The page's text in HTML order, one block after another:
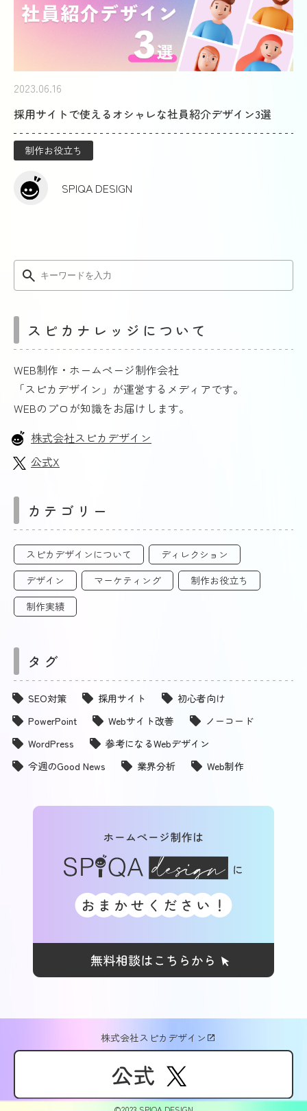
2023.06.16
採用サイトで使えるオシャレな社員紹介デザイン3選
制作お役立ち
SPIQA DESIGN
スピカナレッジについて
WEB制作・ホームページ制作会社
「スピカデザイン」が運営するメディアです。
WEBのプロが知識をお届けします。
株式会社スピカデザイン
公式X
カテゴリー
スピカデザインについて
ディレクション
デザイン
マーケティング
制作お役立ち
制作実績
タグ
SEO対策 採用サイト
初心者向け
PowerPoint
Webサイト改善
ノーコード
WordPress
参考になるWebデザイン
今週のGood News
業界分析 Web制作
株式会社スピカデザイン